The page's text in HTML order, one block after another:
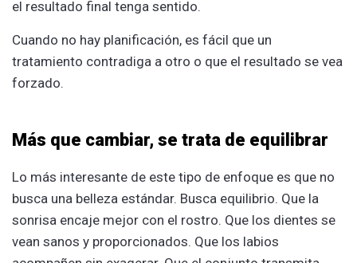
el resultado final tenga sentido.
Cuando no hay planificación, es fácil que un
tratamiento contradiga a otro o que el resultado se vea
forzado.
Más que cambiar, se trata de equilibrar
Lo más interesante de este tipo de enfoque es que no
busca una belleza estándar. Busca equilibrio. Que la
sonrisa encaje mejor con el rostro. Que los dientes se
vean sanos y proporcionados. Que los labios